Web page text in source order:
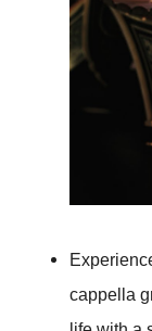
cappella